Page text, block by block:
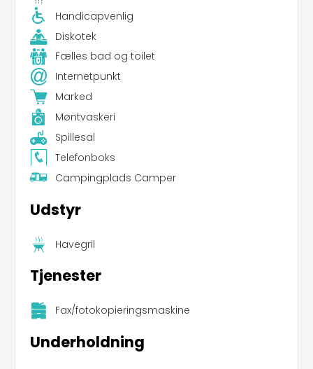
Handicapvenlig
Diskotek
Fælles bad og toilet
Internetpunkt
Marked
Møntvaskeri
Spillesal
Telefonboks
Campingplads Camper
Udstyr
Havegril
Tjenester
Fax/fotokopieringsmaskine
Underholdning